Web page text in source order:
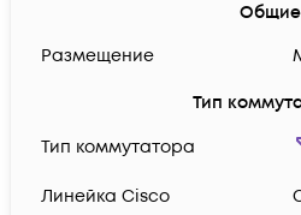
Общие
Размещение
Тип
Тип коммутатора
Линейка Cisco